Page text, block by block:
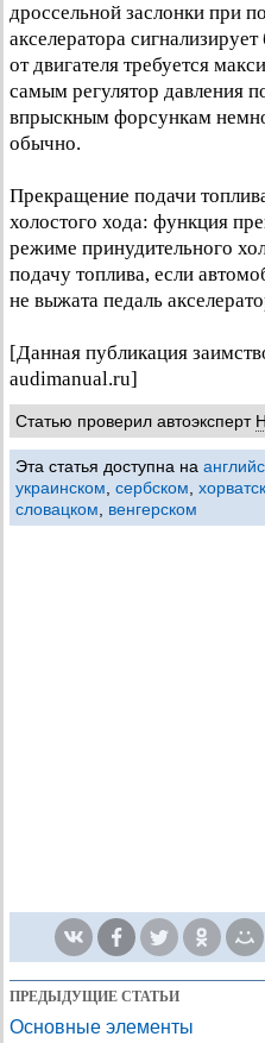
дроссельной заслонки при
акселератора
от двигателя требуется
самым регулятор давления
впрыскным форсункам
обычно.
Прекращение подачи
холостого хода: функция
режиме принудительного
подачу топлива, если
не выжата педаль
[Данная публикация
audimanual.ru]
Статью проверил автоэксперт
Эта статья доступна на
украинском сербском
словацком
венгерском
ПРЕДЫДУЩИЕ СТАТЬИ
Основные элементы